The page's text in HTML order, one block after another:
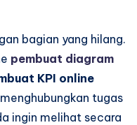
bagian yang hilang.
pembuat diagram
KPI online
tugas
ingin melihat secara